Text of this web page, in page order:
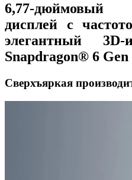
6,77-
дисплей с
элегантный 3D-
Snapdragon® 6 Gen
Сверхъяркая